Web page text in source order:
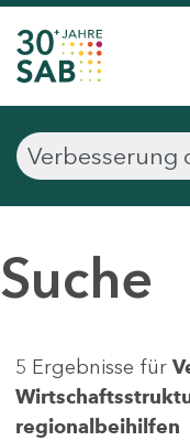
Suche
5 Ergebnisse für
regionalbeihilfen